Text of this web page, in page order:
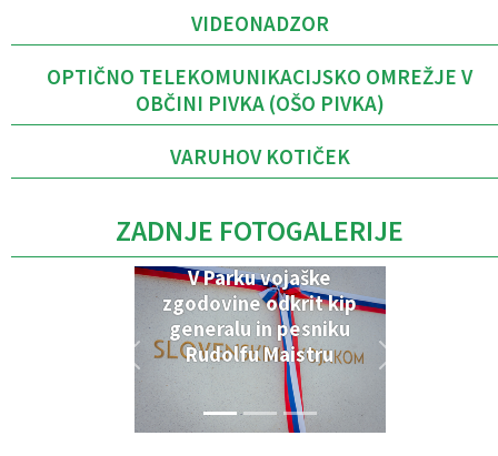
VIDEONADZOR
OPTIČNO TELEKOMUNIKACIJSKO OMREŽJE V
OBČINI PIVKA (OŠO PIVKA)
VARUHOV KOTIČEK
ZADNJE FOTOGALERIJE
V Parku vojaške
zgodovine odkrit kip
generalu in pesniku
Rudolfu Maistru